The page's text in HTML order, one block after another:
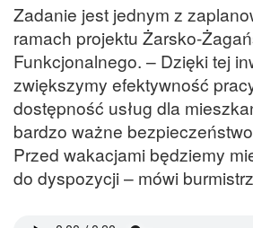
Zadanie jest jednym z
ramach projektu Żarsko-
Funkcjonalnego. – Dzięki tej
zwiększymy efektywność
dostępność usług dla
bardzo ważne
Przed wakacjami będziemy
do dyspozycji – mówi